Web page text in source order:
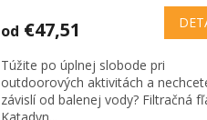
od €47,51
Túžite po úplnej slobode pri
outdoorových aktivitách a
závislí od balenej vody? Filtračná